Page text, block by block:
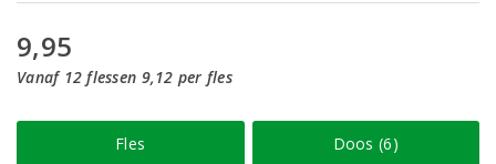
9,95
Vanaf 12 flessen 9,12 per fles
Fles Doos (6)